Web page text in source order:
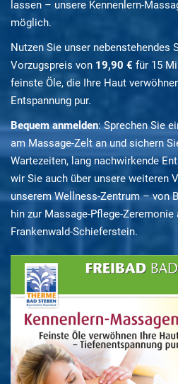
lassen – unsere Kennenlern-
möglich.
Nutzen Sie unser nebenstehendes
Vorzugspreis von 19,90 € für 15
feinste Öle, die Ihre Haut
Entspannung pur.
Bequem anmelden: Sprechen Sie
am Massage-Zelt an und sichern
Wartezeiten, lang nachwirkende
wir Sie auch über unsere weiteren
unserem Wellness-Zentrum – von
hin zur Massage-Pflege-
Frankenwald-Schieferstein.